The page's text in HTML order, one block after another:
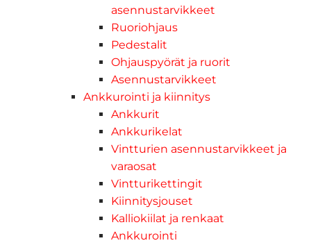
asennustarvikkeet
Ruoriohjaus
Pedestalit
Ohjauspyörät ja ruorit
Asennustarvikkeet
Ankkurointi ja kiinnitys
Ankkurit
Ankkurikelat
Vintturien asennustarvikkeet ja
varaosat
Vintturikettingit
Kiinnitysjouset
Kalliokiilat ja renkaat
Ankkurointi